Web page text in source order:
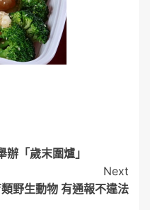
「歲末圍爐」
Next
野生動物 有通報不違法